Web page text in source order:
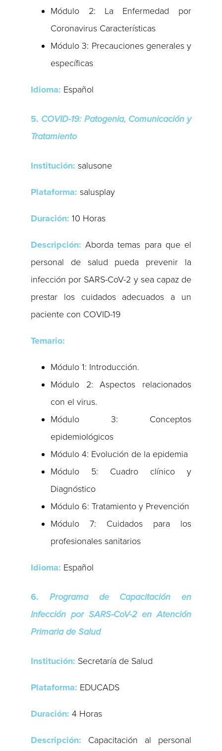
Módulo 2: La Enfermedad por
Coronavirus Características
Módulo 3: Precauciones generales y
específicas
Idioma: Español
5. COVID-19: Patogenia, Comunicación y
Tratamiento
Institución: salusone
Plataforma: salusplay
Duración: 10 Horas
Descripción: Aborda temas para que el
personal de salud pueda prevenir la
infección por SARS-CoV-2 y sea capaz de
prestar los cuidados adecuados a un
paciente con COVID-19
Temario:
Módulo 1: Introducción.
Módulo 2: Aspectos relacionados
con el virus.
Módulo 3: Conceptos
epidemiológicos
Módulo 4: Evolución de la epidemia
Módulo 5: Cuadro clínico y
Diagnóstico
Módulo 6: Tratamiento y Prevención
Módulo 7: Cuidados para los
profesionales sanitarios
Idioma: Español
6. Programa de Capacitación en
Infección por SARS-CoV-2 en Atención
Primaria de Salud
Institución: Secretaría de Salud
Plataforma: EDUCADS
Duración: 4 Horas
Descripción: Capacitación al personal